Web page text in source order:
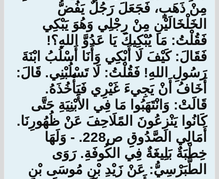
مِنْ ذَهَبٍ، فَجَعَلَ رَجُلٌ يَفُضُّ
الخَلْخَالَيْنِ مِنْ رِجْلِي وَهُوَ يَبْكِي
فَقُلْتُ: مَا يُبْكِيكَ يَا عَدُوَّ اللهِ؟!
فَقَالَ: كَيْفَ لَا أَبْكِي وَأَنَا أَسْلُبُ ابْنَةَ
رَسُولِ اللهِ! فَقُلْتُ: لَا تَسْلُبْنِي. قَالَ:
أَخَافُ أَنْ يَجِيءَ غَيْرِي فَيَأْخُذَهُ.
قَالَتْ: وَانْتَهَبُوا مَا فِي الأَبْنِيَةِ حَتَّى
كَانُوا يَنْزِعُونَ المًلَاحِفَ عَنْ ظُهُورِنَا.
أَمَالِي الصَّدُوقِ ص228. - وَلَهَا
خِطْبَةٌ بَلِيغَةٌ فِي الكُوفَةِ. رَوَى
الطَّبَرْسِيُّ: عَنْ زَيْدِ بْنِ مُوسَى بْنِ